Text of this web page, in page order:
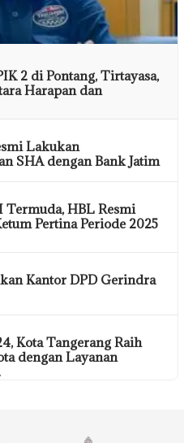
2 di Pontang, Tirtayasa,
Harapan dan
Lakukan
SHA dengan Bank Jatim
Termuda, HBL Resmi
Pertina Periode 2025
Kantor DPD Gerindra
Kota Tangerang Raih
dengan Layanan